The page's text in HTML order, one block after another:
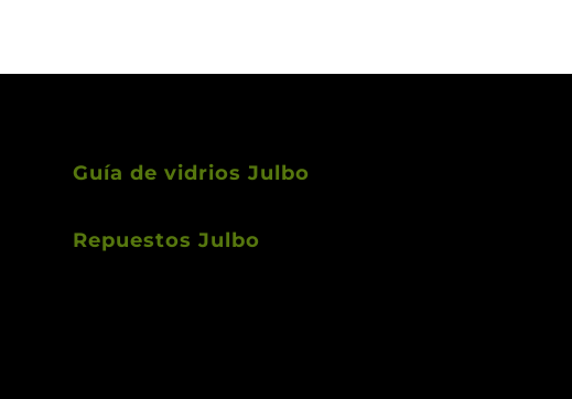
Guía de vidrios Julbo
Repuestos Julbo